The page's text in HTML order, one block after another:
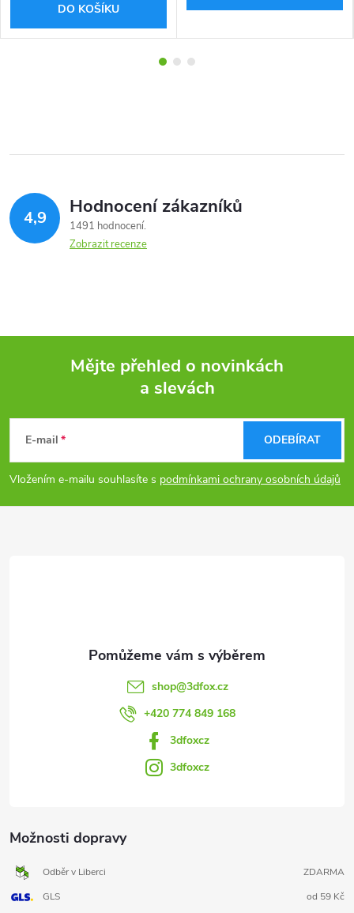
DO KOŠÍKU
4,9 Hodnocení zákazníků
1491 hodnocení
Zobrazit recenze
p
Mějte přehled o novinkách
a slevách
E-mail
Vložením e-mailu souhlasíte s podmínkami ochrany osobních údajů
ODEBÍRAT
Možnosti dopravy
Odběr v Liberci
ZDARMA
GLS
od 59 Kč
shop@3dfox.cz
+420 774 849 168
3dfoxcz
3dfoxcz